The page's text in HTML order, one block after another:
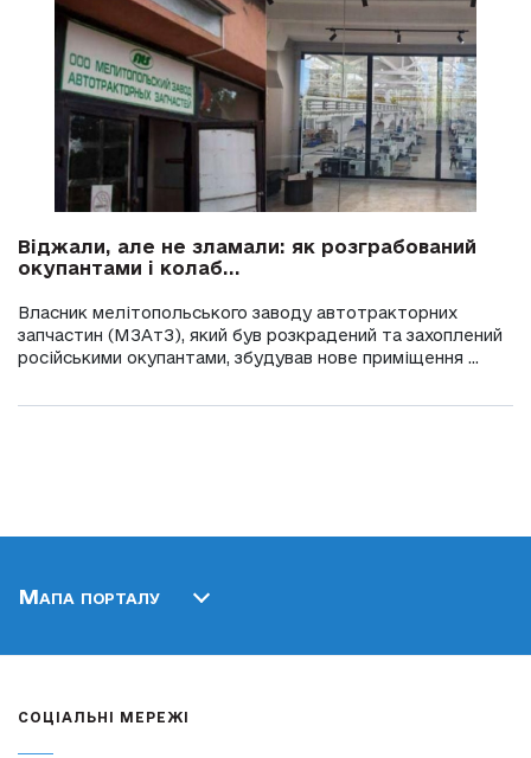
Віджали, але не зламали: як розграбований
окупантами і колаб...
Власник мелітопольського заводу автотракторних
запчастин (МЗАтЗ), який був розкрадений та захоплений
російськими окупантами, збудував нове приміщення ...
Мапа порталу
СОЦІАЛЬНІ МЕРЕЖІ